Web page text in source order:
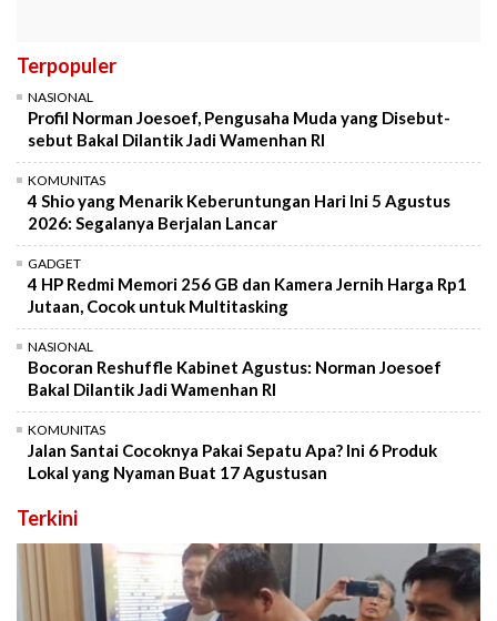
Terpopuler
NASIONAL
Profil Norman Joesoef, Pengusaha Muda yang Disebut-
sebut Bakal Dilantik Jadi Wamenhan RI
KOMUNITAS
4 Shio yang Menarik Keberuntungan Hari Ini 5 Agustus
2026: Segalanya Berjalan Lancar
GADGET
4 HP Redmi Memori 256 GB dan Kamera Jernih Harga Rp1
Jutaan, Cocok untuk Multitasking
NASIONAL
Bocoran Reshuffle Kabinet Agustus: Norman Joesoef
Bakal Dilantik Jadi Wamenhan RI
KOMUNITAS
Jalan Santai Cocoknya Pakai Sepatu Apa? Ini 6 Produk
Lokal yang Nyaman Buat 17 Agustusan
Terkini